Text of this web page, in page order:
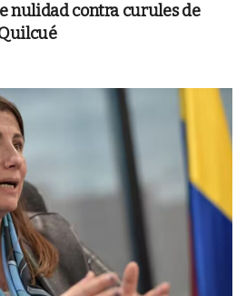
nulidad contra curules de